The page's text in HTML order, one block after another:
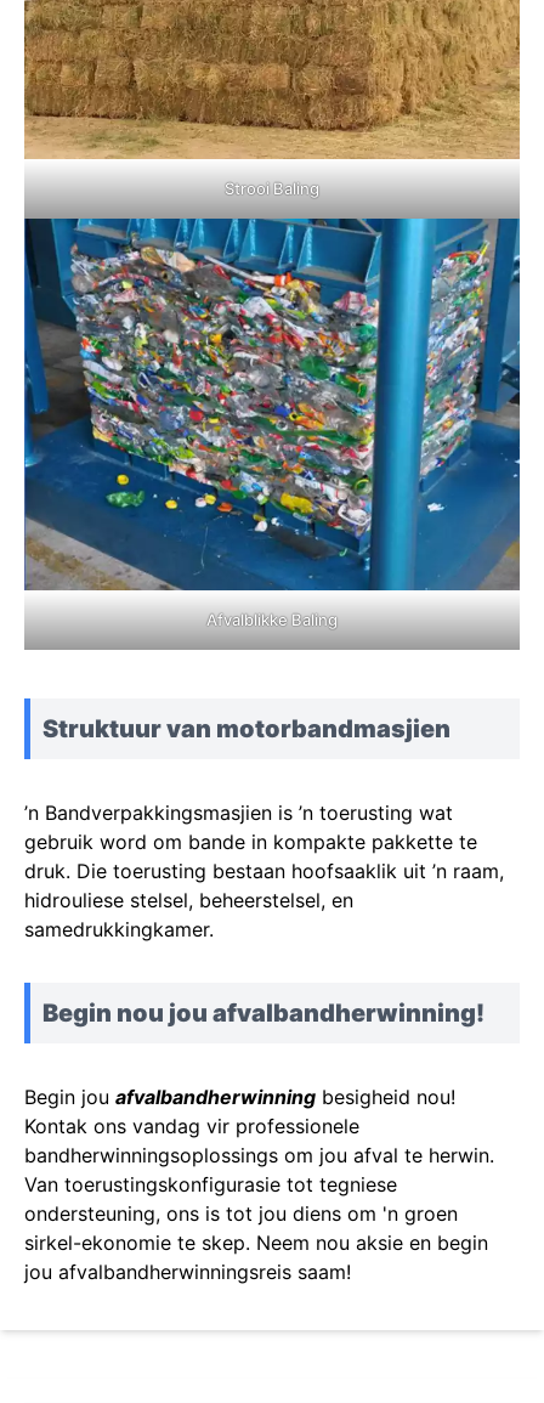
Strooi Baling
Afvalblikke Baling
Struktuur van motorbandmasjien
’n Bandverpakkingsmasjien is ’n toerusting wat
gebruik word om bande in kompakte pakkette te
druk. Die toerusting bestaan hoofsaaklik uit ’n raam,
hidrouliese stelsel, beheerstelsel, en
samedrukkingkamer.
Begin nou jou afvalbandherwinning!
Begin jou afvalbandherwinning besigheid nou!
Kontak ons vandag vir professionele
bandherwinningsoplossings om jou afval te herwin.
Van toerustingskonfigurasie tot tegniese
ondersteuning, ons is tot jou diens om 'n groen
sirkel-ekonomie te skep. Neem nou aksie en begin
jou afvalbandherwinningsreis saam!